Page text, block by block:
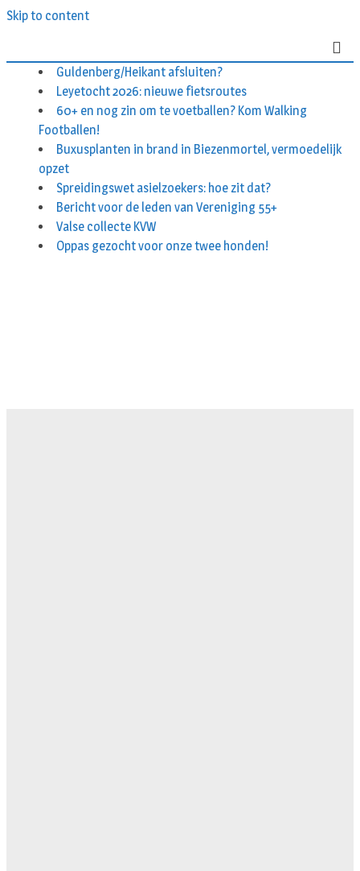
Skip to content
Guldenberg/Heikant afsluiten?
Leyetocht 2026: nieuwe fietsroutes
60+ en nog zin om te voetballen? Kom Walking
Footballen!
Buxusplanten in brand in Biezenmortel, vermoedelijk
opzet
Spreidingswet asielzoekers: hoe zit dat?
Bericht voor de leden van Vereniging 55+
Valse collecte KVW
Oppas gezocht voor onze twee honden!